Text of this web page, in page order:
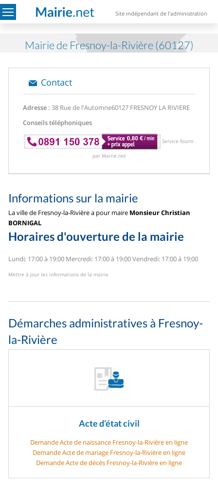
Site indépendant de l'administration
Mairie de Fresnoy-la-Rivière (60127)
Contact
Adresse : 38 Rue de l'Automne60127 FRESNOY LA RIVIERE
Conseils téléphoniques
Service fourni
par Mairie.net
Informations sur la mairie
La ville de Fresnoy-la-Rivière a pour maire Monsieur Christian
BORNIGAL
Horaires d'ouverture de la mairie
Lundi: 17:00 à 19:00 Mercredi: 17:00 à 19:00Vendredi: 17:00 à 19:00
Mettre à jour les informations de la mairie
Démarches administratives à Fresnoy-
la-Rivière
Acte d’état civil
Demande Acte de naissance Fresnoy-la-Rivière en ligne
Demande Acte de mariage Fresnoy-la-Rivière en ligne
Demande Acte de décès Fresnoy-la-Rivière en ligne